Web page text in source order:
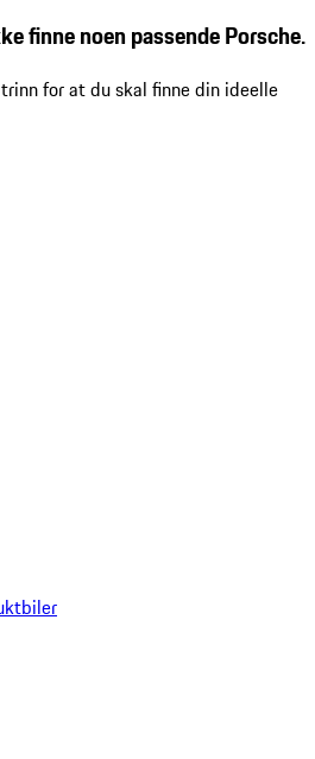
finne noen passende Porsche.
for at du skal finne din ideelle